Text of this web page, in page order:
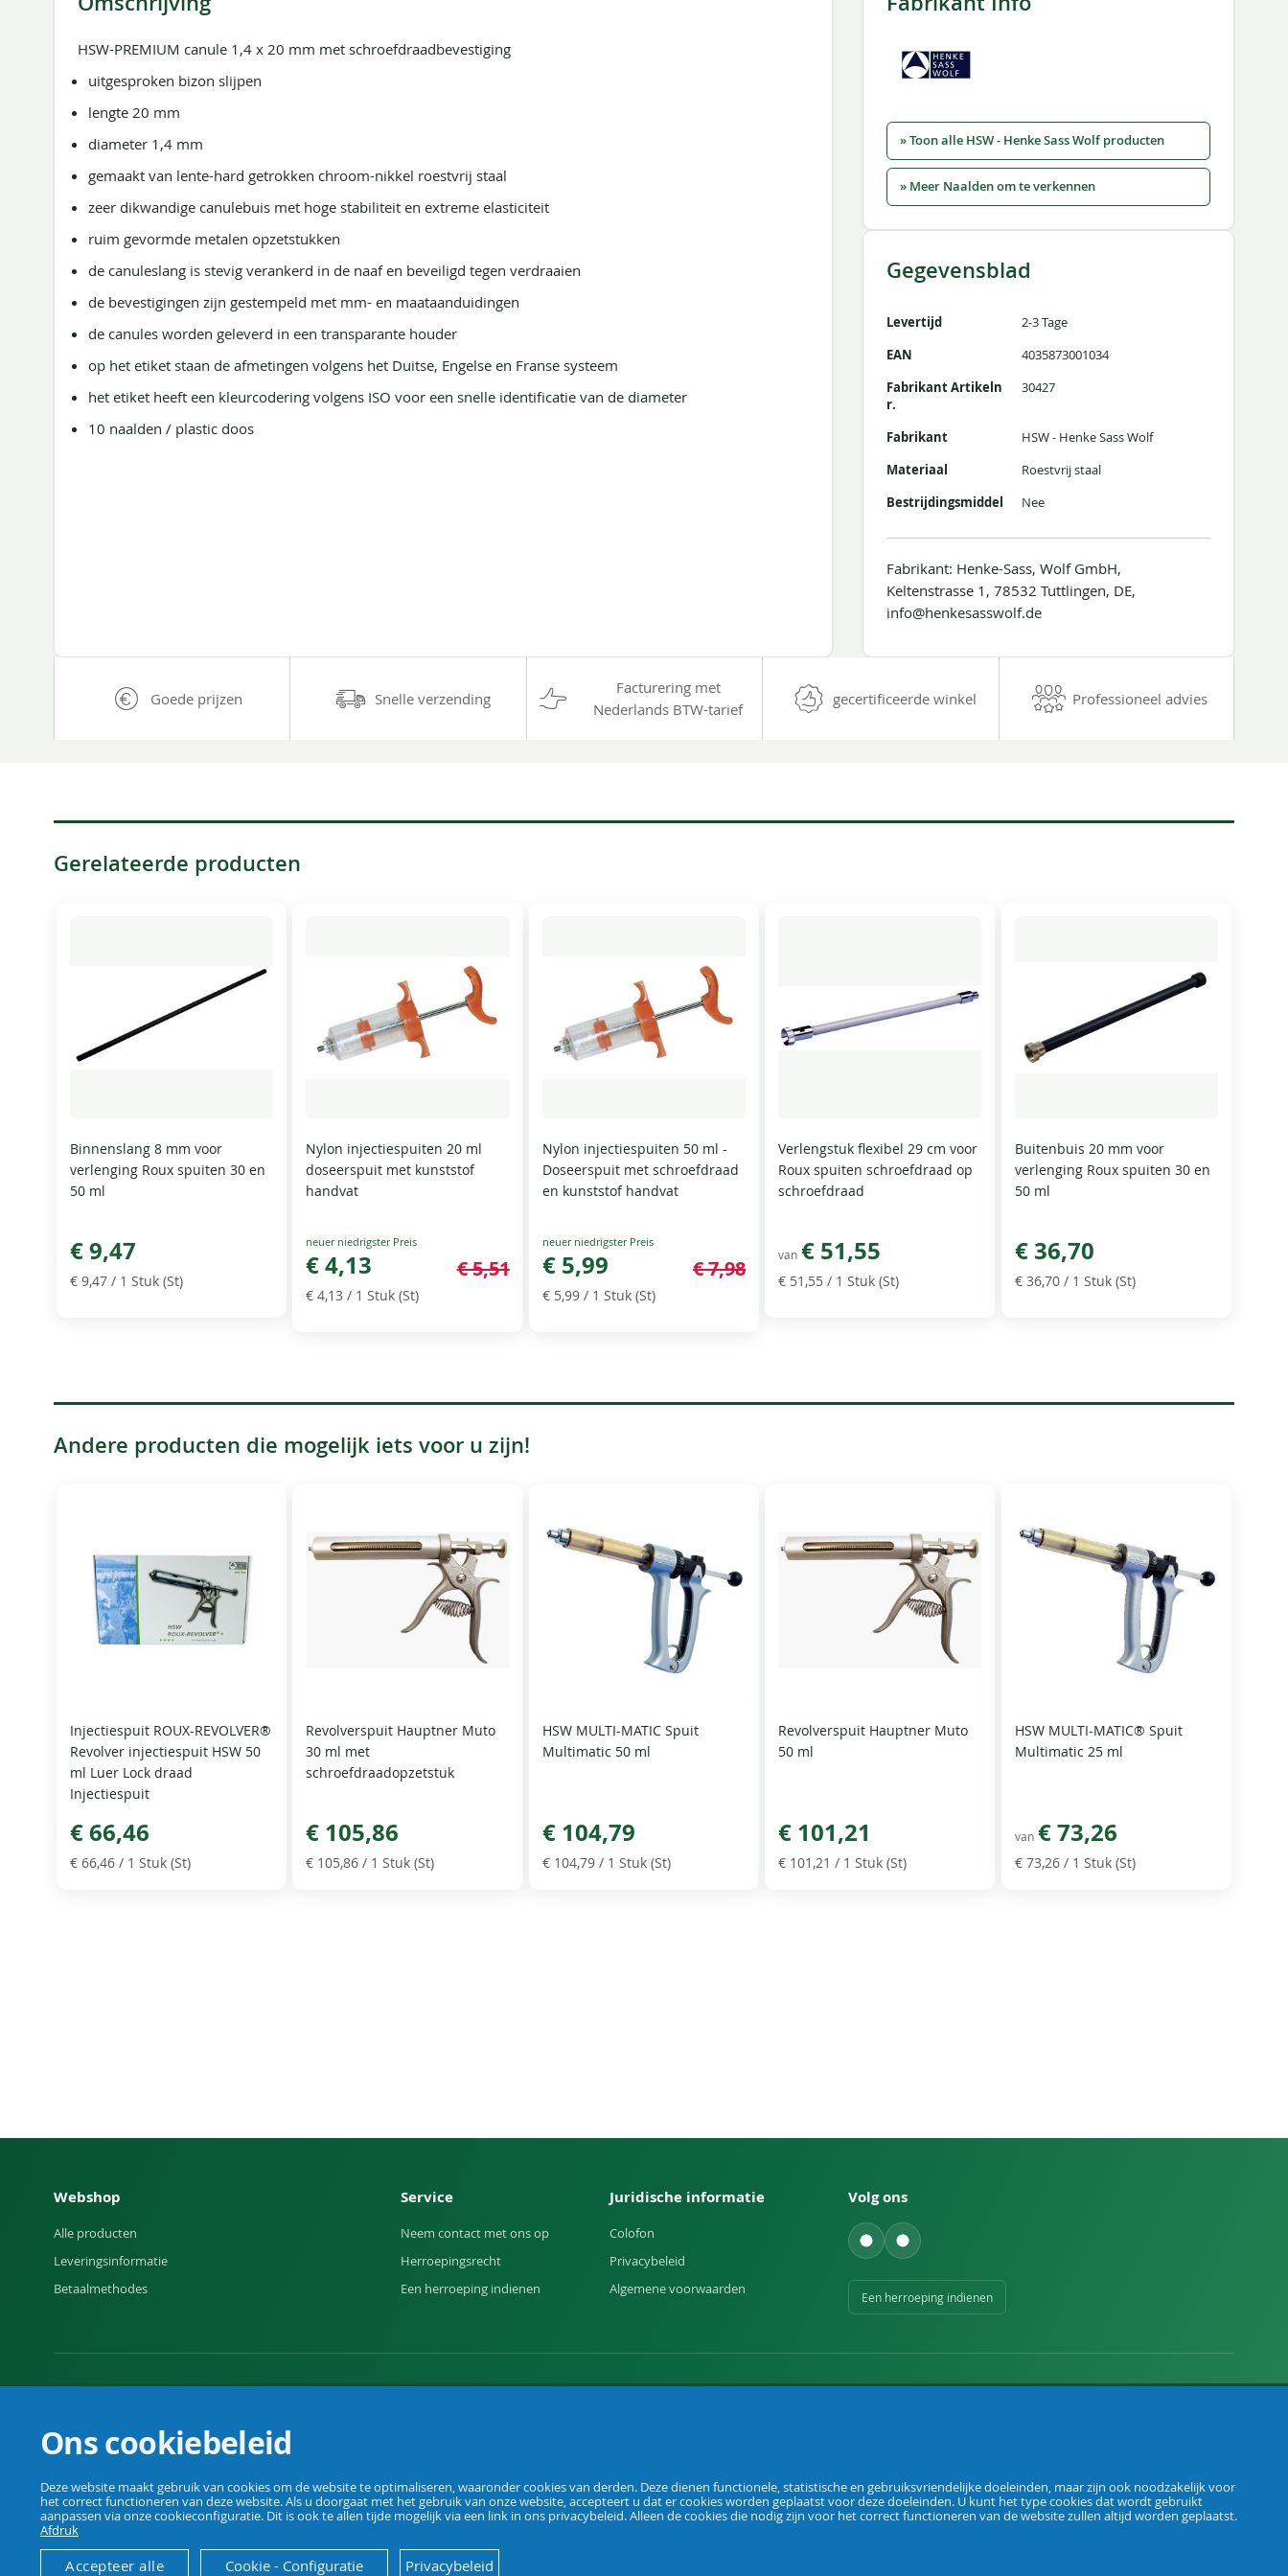
gallerijHSW-PREMIUM canule 1,4 x 20 mm met schroefdraadbevestiging
uitgesproken bizon slijpen
lengte 20 mm
diameter 1,4 mm
gemaakt van lente-hard getrokken chroom-nikkel roestvrij staal
zeer dikwandige canulebuis met hoge stabiliteit en extreme elasticiteit
ruim gevormde metalen opzetstukken
de canuleslang is stevig verankerd in de naaf en beveiligd tegen verdraaien
de bevestigingen zijn gestempeld met mm- en maataanduidingen
de canules worden geleverd in een transparante houder
op het etiket staan de afmetingen volgens het Duitse, Engelse en Franse systeem
het etiket heeft een kleurcodering volgens ISO voor een snelle identificatie van de diameter
10 naalden / plastic doos
» Toon alle HSW - Henke Sass Wolf producten
» Meer Naalden om te verkennen
Gegevensblad
Levertijd
2-3 Tage
EAN
4035873001034
Fabrikant Artikeln
r.
30427
Fabrikant
HSW - Henke Sass Wolf
Materiaal
Roestvrij staal
Bestrijdingsmiddel
Nee
Fabrikant: Henke-Sass, Wolf GmbH,
Keltenstrasse 1, 78532 Tuttlingen, DE,
info@henkesasswolf.de
Goede prijzen Snelle verzending
Facturering met
Nederlands BTW-tarief
gecertificeerde winkel Professioneel advies
Gerelateerde producten
Binnenslang 8 mm voor
verlenging Roux spuiten 30 en
50 ml
€ 9,47
€ 9,47 / 1 Stuk (St)
Nylon injectiespuiten 20 ml
doseerspuit met kunststof
handvat
Special
Price
€ 4,13 € 5,51
€ 4,13 / 1 Stuk (St)
Nylon injectiespuiten 50 ml -
Doseerspuit met schroefdraad
en kunststof handvat
Special
Price
€ 5,99 € 7,98
€ 5,99/ 1 Stuk (St)
Verlengstuk flexibel 29 cm voor
Roux spuiten schroefdraad op
schroefdraad
van € 51,55
€ 51,55 / 1 Stuk (St)
Buitenbuis 20 mm voor
verlenging Roux spuiten 30 en
50 ml
€ 36,70
€ 36,70/ 1 Stuk (St)
Andere producten die mogelijk iets voor u zijn!
Injectiespuit ROUX-REVOLVER®
Revolver injectiespuit HSW 50
ml Luer Lock draad
Injectiespuit
€ 66,46
€ 66,46 / 1 Stuk (St)
Revolverspuit Hauptner Muto
30 ml met
schroefdraadopzetstuk
€ 105,86
€ 105,86 / 1 Stuk (St)
HSW MULTI-MATIC Spuit
Multimatic 50 ml
€ 104,79
€ 104,79/ 1 Stuk (St)
Revolverspuit Hauptner Muto
50 ml
€ 101,21
€ 101,21 / 1 Stuk (St)
HSW MULTI-MATIC® Spuit
Multimatic 25 ml
van € 73,26
€ 73,26/ 1 Stuk (St)
Webshop
Alle producten
Leveringsinformatie
Betaalmethodes
Service
Neem contact met ons op
Herroepingsrecht
Een herroeping indienen
Juridische informatie
Colofon
Privacybeleid
Algemene voorwaarden
Volg ons
Een herroeping indienen
© Agrarking. Alle rechten voorbehouden. Algemene voorwaardenPrivacybeleidHerroepingsrechtColofon
Ons cookiebeleid
Deze website maakt gebruik van cookies om de website te optimaliseren, waaronder cookies van derden. Deze dienen functionele, statistische en gebruiksvriendelijke doeleinden, maar zijn ook noodzakelijk voor
het correct functioneren van deze website. Als u doorgaat met het gebruik van onze website, accepteert u dat er cookies worden geplaatst voor deze doeleinden. U kunt het type cookies dat wordt gebruikt
aanpassen via onze cookieconfiguratie. Dit is ook te allen tijde mogelijk via een link in ons privacybeleid. Alleen de cookies die nodig zijn voor het correct functioneren van de website zullen altijd worden geplaatst.
Afdruk
Accepteer alle Cookie - Configuratie Privacybeleid